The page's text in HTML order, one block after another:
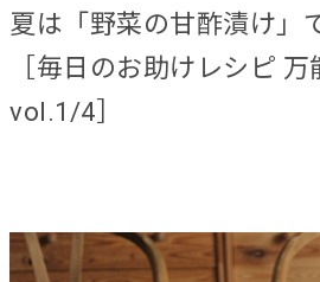
夏は「野菜の甘酢漬け」
［毎日のお助けレシピ 万
vol.1/4］